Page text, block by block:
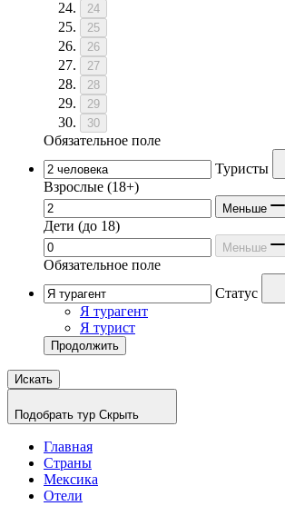
24
25
26
27
28
29
30
Обязательное поле
Туристы
Взрослые (18+)
Меньше
Дети (до 18)
Меньше
Обязательное поле
Статус
Я турагент
Я турист
Продолжить
Искать
Подобрать тур Скрыть
Главная
Страны
Мексика
Отели